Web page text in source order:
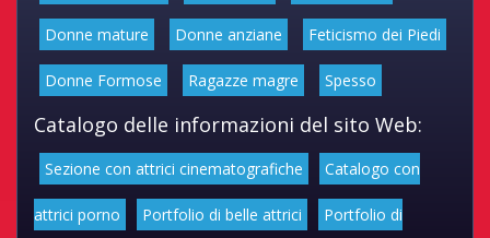
Donne mature Donne anziane Feticismo dei Piedi
Donne Formose Ragazze magre Spesso
Catalogo delle informazioni del sito Web:
Sezione con attrici cinematografiche Catalogo con
attrici porno Portfolio di belle attrici Portfolio di